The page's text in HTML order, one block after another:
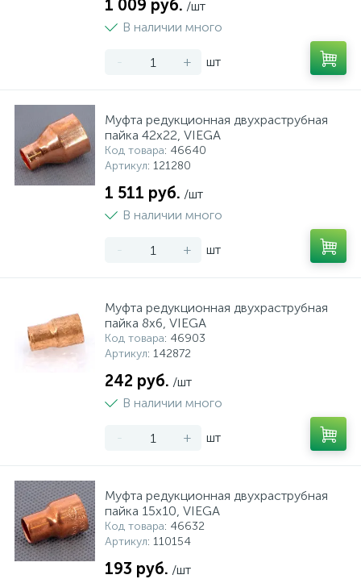
1 009 руб. /шт
В наличии много
- + шт
Муфта редукционная двухраструбная
пайка 42х22, VIEGA
Код товара: 46640
Артикул: 121280
1 511 руб. /шт
В наличии много
- + шт
Муфта редукционная двухраструбная
пайка 8х6, VIEGA
Код товара: 46903
Артикул: 142872
242 руб. /шт
В наличии много
- + шт
Муфта редукционная двухраструбная
пайка 15х10, VIEGA
Код товара: 46632
Артикул: 110154
193 руб. /шт